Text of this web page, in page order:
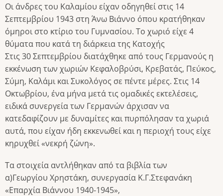
Οι άνδρες του Καλαμίου είχαν οδηγηθεί στις 14
Σεπτεμβρίου 1943 στη Άνω Βιάννο όπου κρατήθηκαν
όμηροι στο κτίριο του Γυμνασίου. Το χωριό είχε 4
θύματα που κατά τη διάρκεια της Κατοχής
Στις 30 Σεπτεμβρίου διατάχθηκε από τους Γερμανούς η
εκκένωση των χωριών Κεφαλοβρύσι, Κρεβατάς, Πεύκος,
Σύμη, Καλάμι και Συκολόγος σε πέντε μέρες. Στις 14
Οκτωβρίου, ένα μήνα μετά τις ομαδικές εκτελέσεις,
ειδικά συνεργεία των Γερμανών άρχισαν να
κατεδαφίζουν με δυναμίτες και πυρπόλησαν τα χωριά
αυτά, που είχαν ήδη εκκενωθεί και η περιοχή τους είχε
κηρυχθεί «νεκρή ζώνη».
Τα στοιχεία αντλήθηκαν από τα βιβλία των
α)Γεωργίου Χρηστάκη, συνεργασία Κ.Γ.Στεφανάκη
«Επαρχία Βιάννου 1940-1945»,